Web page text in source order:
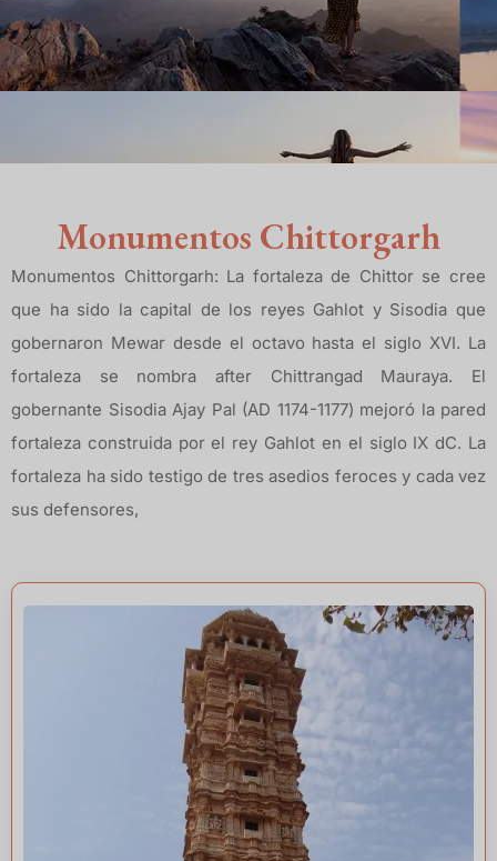
Monumentos Chittorgarh
Monumentos Chittorgarh: La fortaleza de Chittor se cree
que ha sido la capital de los reyes Gahlot y Sisodia que
gobernaron Mewar desde el octavo hasta el siglo XVI. La
fortaleza se nombra after Chittrangad Mauraya. El
gobernante Sisodia Ajay Pal (AD 1174-1177) mejoró la pared
fortaleza construida por el rey Gahlot en el siglo IX dC. La
fortaleza ha sido testigo de tres asedios feroces y cada vez
sus defensores,